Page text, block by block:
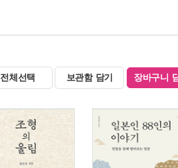
전체선택 보관함 담기 장바구니